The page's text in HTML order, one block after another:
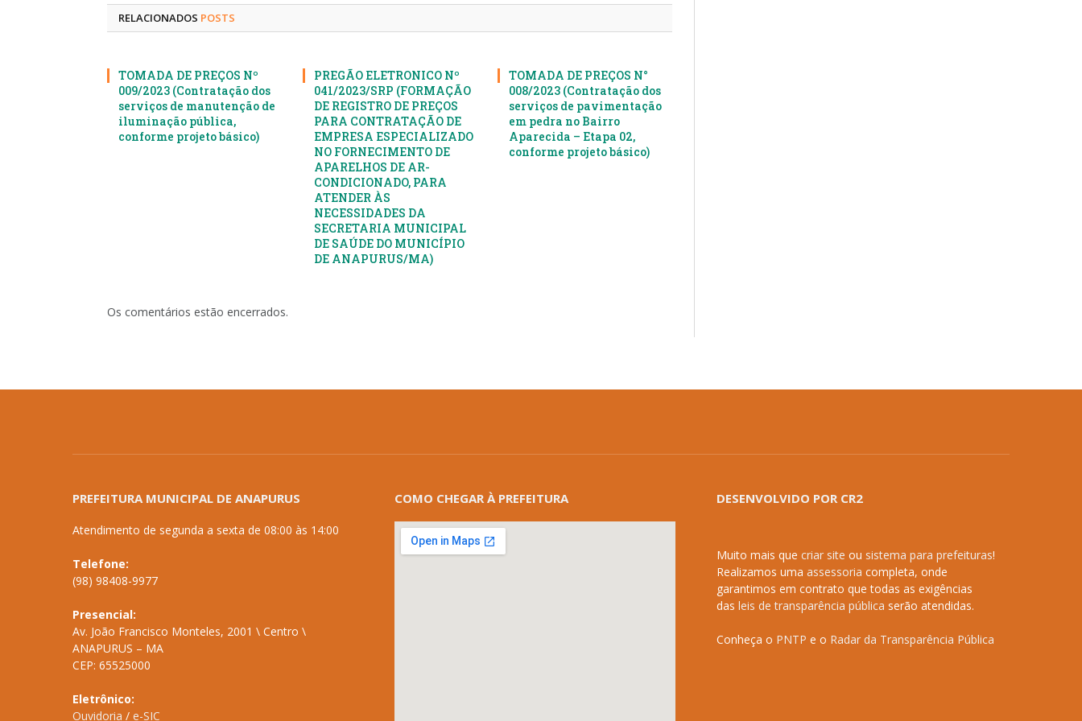
RELACIONADOS POSTS
TOMADA DE PREÇOS Nº
009/2023 (Contratação dos
serviços de manutenção de
iluminação pública,
conforme projeto básico)
PREGÃO ELETRONICO Nº
041/2023/SRP (FORMAÇÃO
DE REGISTRO DE PREÇOS
PARA CONTRATAÇÃO DE
EMPRESA ESPECIALIZADO
NO FORNECIMENTO DE
APARELHOS DE AR-
CONDICIONADO, PARA
ATENDER ÀS
NECESSIDADES DA
SECRETARIA MUNICIPAL
DE SAÚDE DO MUNICÍPIO
DE ANAPURUS/MA)
TOMADA DE PREÇOS N°
008/2023 (Contratação dos
serviços de pavimentação
em pedra no Bairro
Aparecida – Etapa 02,
conforme projeto básico)
Os comentários estão encerrados.
PREFEITURA MUNICIPAL DE ANAPURUS
Atendimento de segunda a sexta de 08:00 às 14:00
Telefone:
(98) 98408-9977
Presencial:
Av. João Francisco Monteles, 2001 \ Centro \
ANAPURUS – MA
CEP: 65525000
Eletrônico:
Ouvidoria / e-SIC
COMO CHEGAR À PREFEITURA DESENVOLVIDO POR CR2
Muito mais que criar site ou sistema para prefeituras!
Realizamos uma assessoria completa, onde
garantimos em contrato que todas as exigências
das leis de transparência pública serão atendidas.
Conheça o PNTP e o Radar da Transparência Pública